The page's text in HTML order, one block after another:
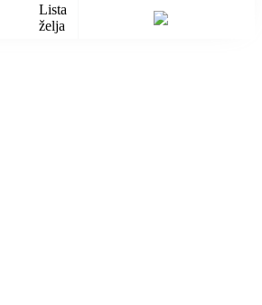
Lista
želja